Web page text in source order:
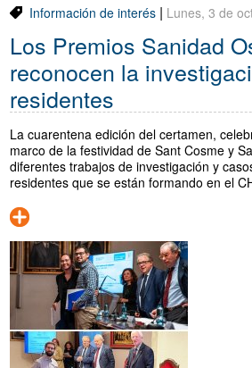
Información de interés| Lunes, 3 de
Los Premios Sanidad
reconocen la
residentes
La cuarentena edición del certamen,
marco de la festividad de Sant Cosme y
diferentes trabajos de investigación y
residentes que se están formando en el